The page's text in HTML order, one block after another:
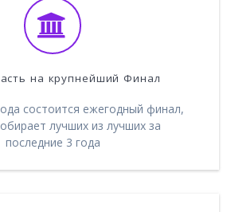
на крупнейший Финал
состоится ежегодный финал,
лучших из лучших за
последние 3 года